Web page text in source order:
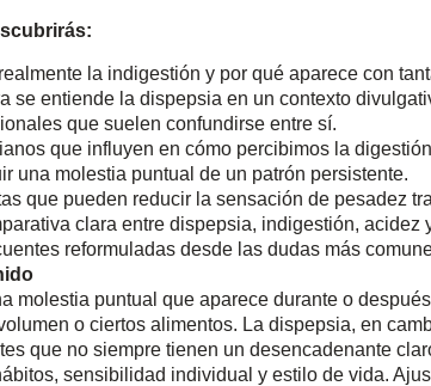
la indigestión y por qué aparece con
se entiende la dispepsia en un contexto
que suelen confundirse entre sí.
que influyen en cómo percibimos la
una molestia puntual de un patrón persistente.
que pueden reducir la sensación de pesadez
clara entre dispepsia, indigestión, acidez
reformuladas desde las dudas más
molestia puntual que aparece durante o
o ciertos alimentos. La dispepsia, en
que no siempre tienen un desencadenante
sensibilidad individual y estilo de vida.